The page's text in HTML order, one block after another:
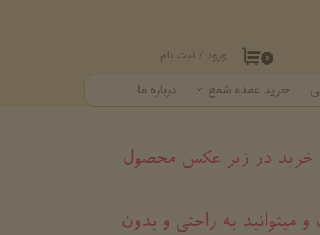
۰ ورود / ثبت نام
حساب کاربری من
خروج از حساب کاربری
خرید عمده شمع درباره ما
خرید در زیر عکس محصول
به راحتی و بدون